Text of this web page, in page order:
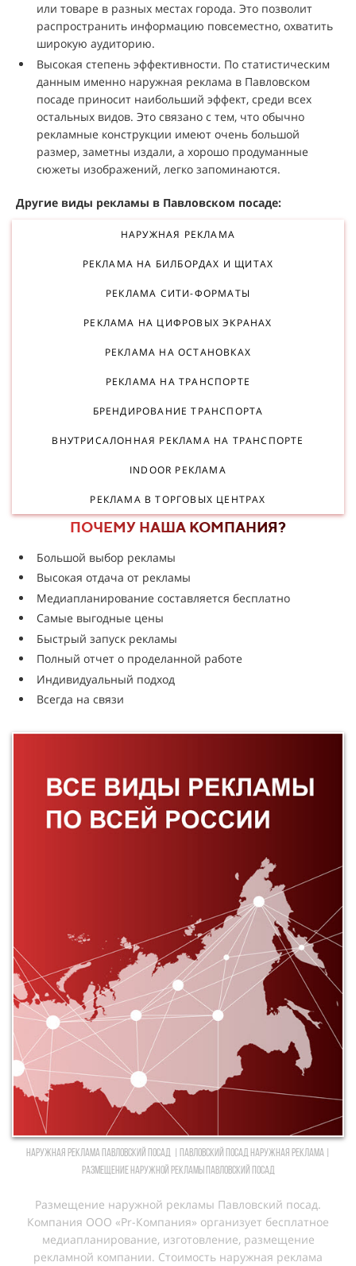
или товаре в разных местах города. Это позволит
распространить информацию повсеместно, охватить
широкую аудиторию.
Высокая степень эффективности. По статистическим
данным именно наружная реклама в Павловском
посаде приносит наибольший эффект, среди всех
остальных видов. Это связано с тем, что обычно
рекламные конструкции имеют очень большой
размер, заметны издали, а хорошо продуманные
сюжеты изображений, легко запоминаются.
Другие виды рекламы в Павловском посаде:
НАРУЖНАЯ РЕКЛАМА
РЕКЛАМА НА БИЛБОРДАХ И ЩИТАХ
РЕКЛАМА СИТИ-ФОРМАТЫ
РЕКЛАМА НА ЦИФРОВЫХ ЭКРАНАХ
РЕКЛАМА НА ОСТАНОВКАХ
РЕКЛАМА НА ТРАНСПОРТЕ
БРЕНДИРОВАНИЕ ТРАНСПОРТА
ВНУТРИСАЛОННАЯ РЕКЛАМА НА ТРАНСПОРТЕ
INDOOR РЕКЛАМА
РЕКЛАМА В ТОРГОВЫХ ЦЕНТРАХ
ПОЧЕМУ НАША КОМПАНИЯ?
Большой выбор рекламы
Высокая отдача от рекламы
Медиапланирование составляется бесплатно
Самые выгодные цены
Быстрый запуск рекламы
Полный отчет о проделанной работе
Индивидуальный подход
Всегда на связи
Наружная реклама Павловский посад | Павловский посад Наружная реклама |
Размещение наружной рекламы Павловский посад
Размещение наружной рекламы Павловский посад.
Компания ООО «Pr-Компания» организует бесплатное
медиапланирование, изготовление, размещение
рекламной компании. Cтоимость наружная реклама